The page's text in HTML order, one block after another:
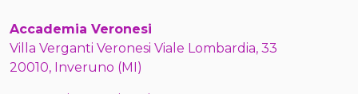
Accademia Veronesi
Villa Verganti Veronesi Viale Lombardia, 33
20010, Inveruno (MI)